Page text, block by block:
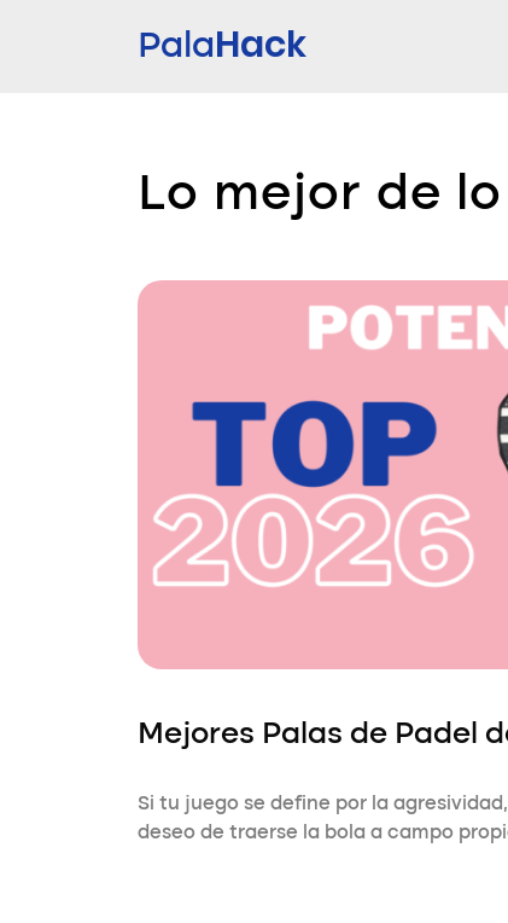
PalaHack
Lo mejor de
Mejores Palas de Padel
Si tu juego se define por la
deseo de traerse la bola a campo